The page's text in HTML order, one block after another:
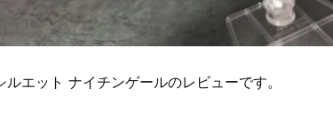
エット ナイチンゲールのレビューです。